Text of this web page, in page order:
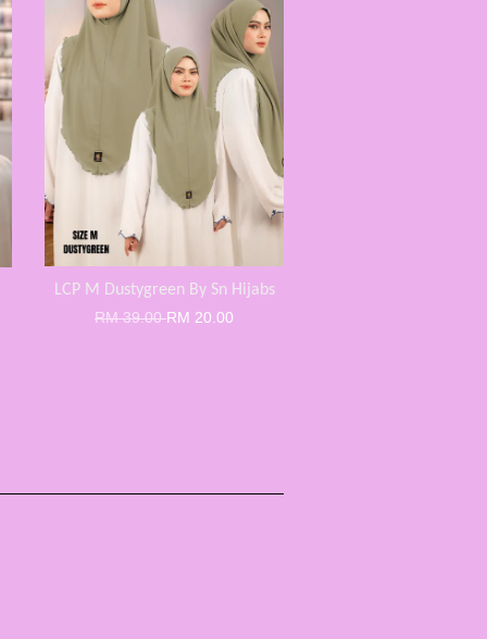
LCP M Dustygreen By Sn Hijabs
RM 39.00RM 20.00